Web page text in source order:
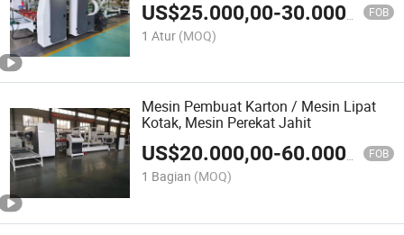
US$25.000,00-30.000,00 FOB
1 Atur (MOQ)
Mesin Pembuat Karton / Mesin Lipat
Kotak, Mesin Perekat Jahit
US$20.000,00-60.000,00 FOB
1 Bagian (MOQ)